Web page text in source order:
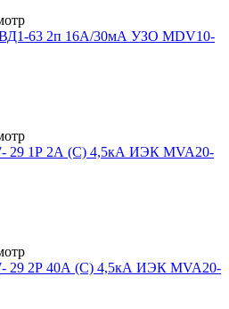
63 2п 16А/30мА УЗО MDV10-
29 1Р 2А (С) 4,5кА ИЭК MVA20-
29 2Р 40А (С) 4,5кА ИЭК MVA20-